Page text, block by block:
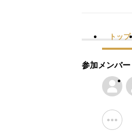
トップ
参加メンバー